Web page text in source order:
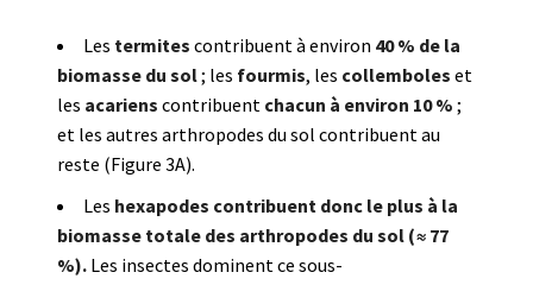
Les termites contribuent à environ 40 % de la
biomasse du sol; les fourmis, les collemboles et
les acariens contribuent chacun à environ 10 % ;
et les autres arthropodes du sol contribuent au
reste (Figure 3A).
Les hexapodes contribuent donc le plus à la
biomasse totale des arthropodes du sol (≈ 77
%). Les insectes dominent ce sous-